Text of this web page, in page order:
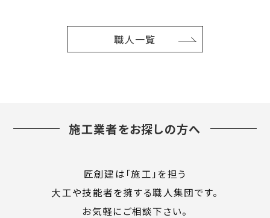
職人一覧
施工業者をお探しの方へ
匠創建は「施工」を担う
大工や技能者を擁する職人集団です。
お気軽にご相談下さい。